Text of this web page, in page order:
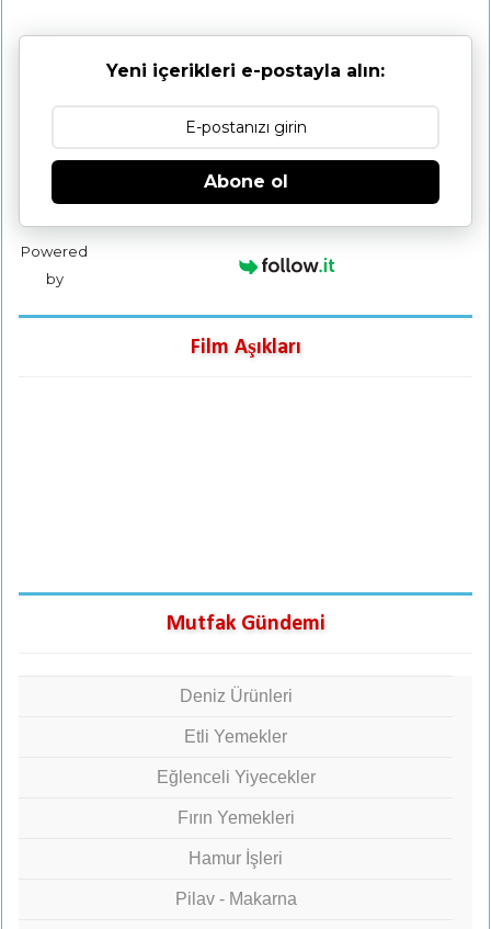
Yeni içerikleri e-postayla alın:
Abone ol
Powered
by
Film Aşıkları
Mutfak Gündemi
Deniz Ürünleri
Etli Yemekler
Eğlenceli Yiyecekler
Fırın Yemekleri
Hamur İşleri
Pilav - Makarna